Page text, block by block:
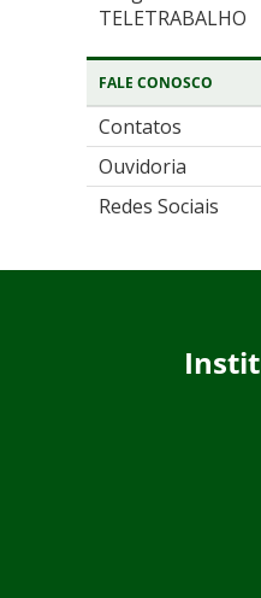
TELETRABALHO
FALE CONOSCO
Contatos
Ouvidoria
Redes Sociais